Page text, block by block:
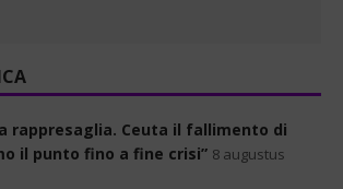
rappresaglia. Ceuta il fallimento di
il punto fino a fine crisi” 8 augustus